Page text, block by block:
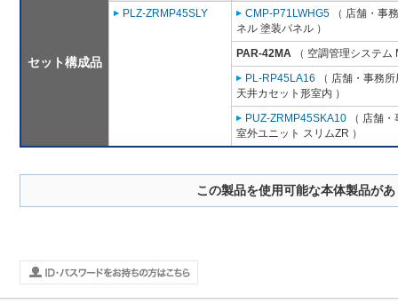
セット構成品
PLZ-ZRMP45SLY
CMP-P71LWHG5 （ 店舗・事
ネル 塗装パネル ）
PAR-42MA （ 空調管理システム
PL-RP45LA16 （ 店舗・事務
天井カセット形室内 ）
PUZ-ZRMP45SKA10 （ 店舗
室外ユニット スリムZR ）
この製品を使用可能な本体製品が